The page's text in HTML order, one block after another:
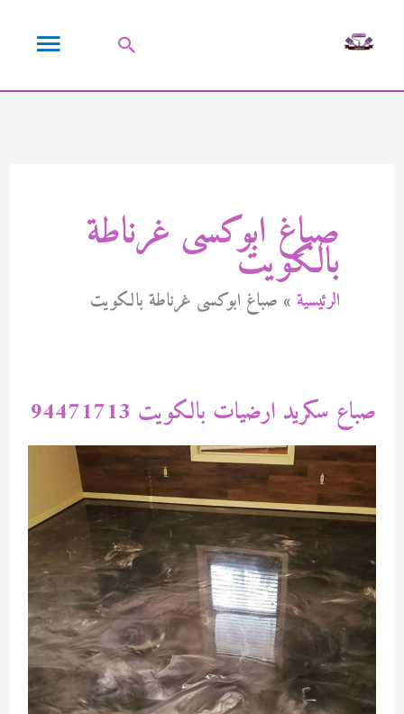
القائمة
البحث
صباغ ابوكسى غرناطة
بالكويت
الرئيسية صباغ ابوكسى غرناطة بالكويت
صباع سكريد ارضيات بالكويت 94471713